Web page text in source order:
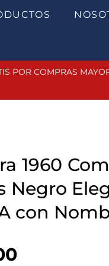
POR COMPRAS
1960
Negro
con
Current